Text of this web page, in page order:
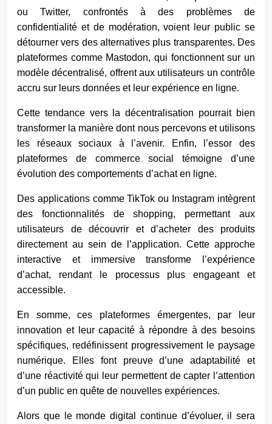
ou Twitter, confrontés à des problèmes de
confidentialité et de modération, voient leur public se
détourner vers des alternatives plus transparentes. Des
plateformes comme Mastodon, qui fonctionnent sur un
modèle décentralisé, offrent aux utilisateurs un contrôle
accru sur leurs données et leur expérience en ligne.
Cette tendance vers la décentralisation pourrait bien
transformer la manière dont nous percevons et utilisons
les réseaux sociaux à l’avenir. Enfin, l’essor des
plateformes de commerce social témoigne d’une
évolution des comportements d’achat en ligne.
Des applications comme TikTok ou Instagram intègrent
des fonctionnalités de shopping, permettant aux
utilisateurs de découvrir et d’acheter des produits
directement au sein de l’application. Cette approche
interactive et immersive transforme l’expérience
d’achat, rendant le processus plus engageant et
accessible.
En somme, ces plateformes émergentes, par leur
innovation et leur capacité à répondre à des besoins
spécifiques, redéfinissent progressivement le paysage
numérique. Elles font preuve d’une adaptabilité et
d’une réactivité qui leur permettent de capter l’attention
d’un public en quête de nouvelles expériences.
Alors que le monde digital continue d’évoluer, il sera